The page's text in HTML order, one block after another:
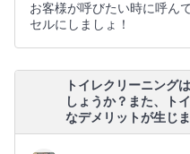
お客様が呼びたい時に呼ん
セルにしましょ！
トイレクリーニング
しょうか？また、ト
なデメリットが生じ